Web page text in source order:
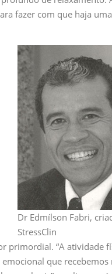
fazer com que haja
Dr Edmílson Fabri,
StressClin
primordial. “A atividade
que